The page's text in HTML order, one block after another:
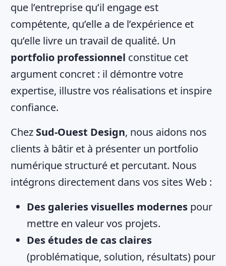
que l’entreprise qu’il engage est
compétente, qu’elle a de l’expérience et
qu’elle livre un travail de qualité. Un
portfolio professionnel constitue cet
argument concret : il démontre votre
expertise, illustre vos réalisations et inspire
confiance.
Chez Sud-Ouest Design, nous aidons nos
clients à bâtir et à présenter un portfolio
numérique structuré et percutant. Nous
intégrons directement dans vos sites Web :
Des galeries visuelles modernes pour
mettre en valeur vos projets.
Des études de cas claires
(problématique, solution, résultats) pour